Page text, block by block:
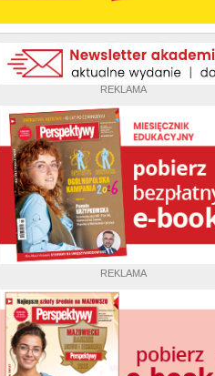
REKLAMA
REKLAMA